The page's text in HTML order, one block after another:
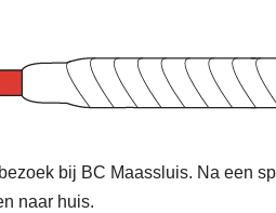
bij BC Maassluis. Na een
naar huis.